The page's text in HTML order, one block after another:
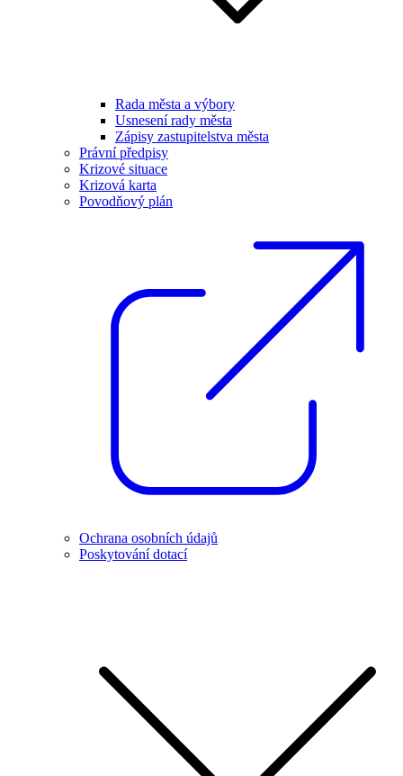
Rada města a výbory
Usnesení rady města
Zápisy zastupitelstva města
Právní předpisy
Krizové situace
Krizová karta
Povodňový plán
Ochrana osobních údajů
Poskytování dotací